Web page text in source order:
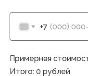
+7
Примерная
Итого: 0 рублей